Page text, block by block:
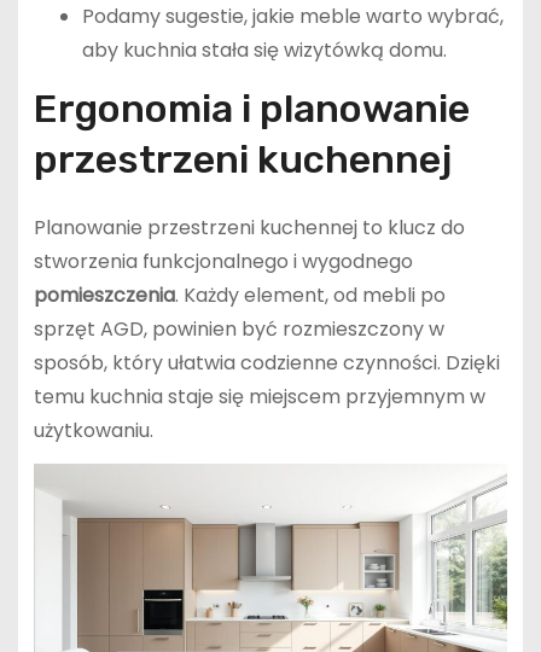
Podamy sugestie, jakie meble warto wybrać,
aby kuchnia stała się wizytówką domu.
Ergonomia i planowanie
przestrzeni kuchennej
Planowanie przestrzeni kuchennej to klucz do
stworzenia funkcjonalnego i wygodnego
pomieszczenia. Każdy element, od mebli po
sprzęt AGD, powinien być rozmieszczony w
sposób, który ułatwia codzienne czynności. Dzięki
temu kuchnia staje się miejscem przyjemnym w
użytkowaniu.